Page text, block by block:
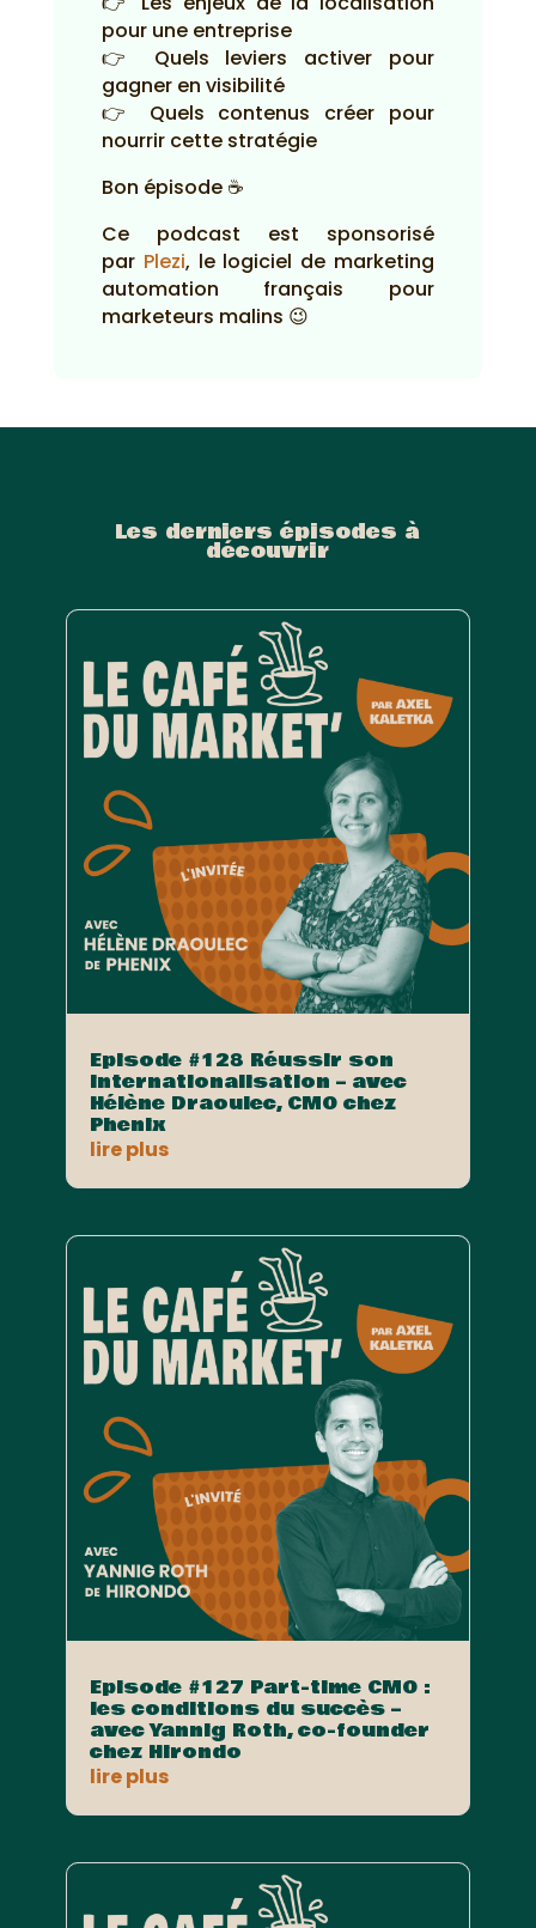
pour une entreprise
👉 Quels leviers activer pour
gagner en visibilité
👉 Quels contenus créer pour
nourrir cette stratégie
Bon épisode ☕
Ce podcast est sponsorisé
par Plezi, le logiciel de marketing
automation français pour
marketeurs malins 😉
Les derniers épisodes à
découvrir
Episode #128 Réussir son
internationalisation – avec
Hélène Draoulec, CMO chez
Phenix
lire plus
Episode #127 Part-time CMO :
les conditions du succès –
avec Yannig Roth, co-founder
chez Hirondo
lire plus